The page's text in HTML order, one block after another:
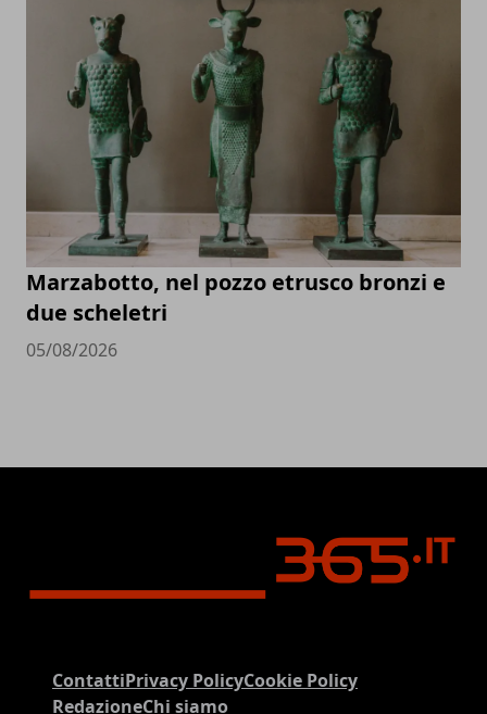
Marzabotto, nel pozzo etrusco bronzi e
due scheletri
05/08/2026
ContattiPrivacy PolicyCookie Policy
RedazioneChi siamo